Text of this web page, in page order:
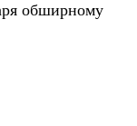
обширному